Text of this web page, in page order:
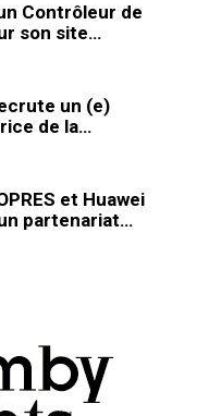
Contrôleur de
son site…
un (e)
de la…
et Huawei
partenariat…